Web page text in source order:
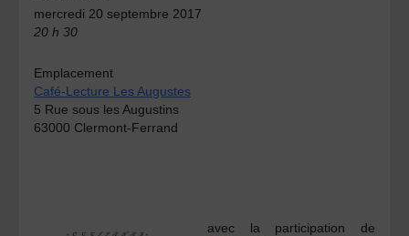
mercredi 20 septembre 2017
20 h 30
Emplacement
Café-Lecture Les Augustes
5 Rue sous les Augustins
63000 Clermont-Ferrand
avec la participation de